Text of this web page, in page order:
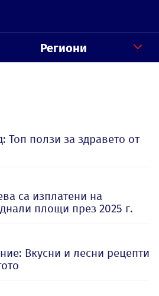
Региони
Топ ползи за здравето от
са изплатени на
площи през 2025 г.
Вкусни и лесни рецепти